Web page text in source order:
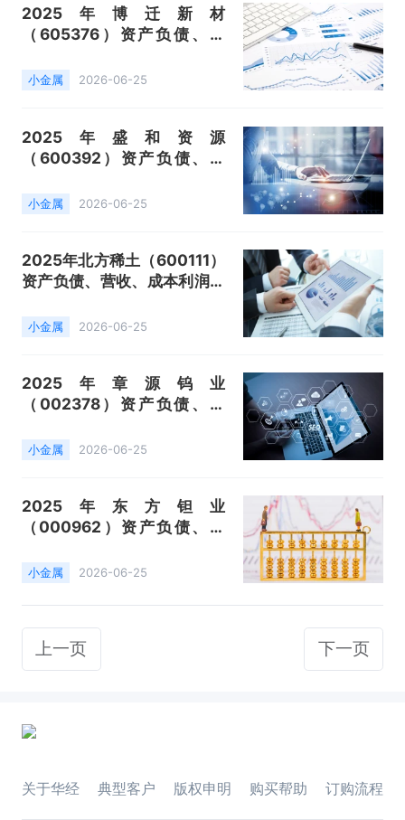
2025年博迁新材
（605376）资产负债、营
基、铜基、银粉）数据统计
小金属 2026-06-25
2025年盛和资源
（600392）资产负债、营
土、锆钛及其他）数据统计
小金属 2026-06-25
2025年北方稀土（600111）
资产负债、营收、成本利润及
土应用产品及其他）数据统计
小金属 2026-06-25
2025年章源钨业
（002378）资产负债、营
化钨粉、钨粉、硬质合金）数
据统计
小金属 2026-06-25
2025年东方钽业
（000962）资产负债、营
铌及其合金制品、钛及钛合金
制品）数据统计
小金属 2026-06-25
上一页 下一页
关于华经 典型客户 版权申明 购买帮助 订购流程